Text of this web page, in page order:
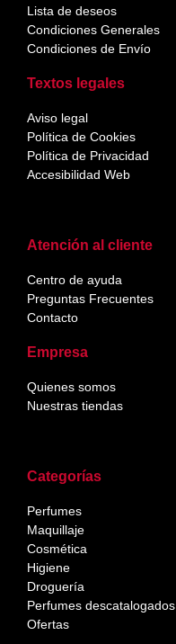
Categorías
Perfumes
Maquillaje
Cosmética
Higiene
Droguería
Perfumes descatalogados
Ofertas
Atención al cliente
Centro de ayuda
Preguntas Frecuentes
Contacto
Empresa
Quienes somos
Nuestras tiendas
Lista de deseos
Condiciones Generales
Condiciones de Envío
Textos legales
Aviso legal
Política de Cookies
Política de Privacidad
Accesibilidad Web